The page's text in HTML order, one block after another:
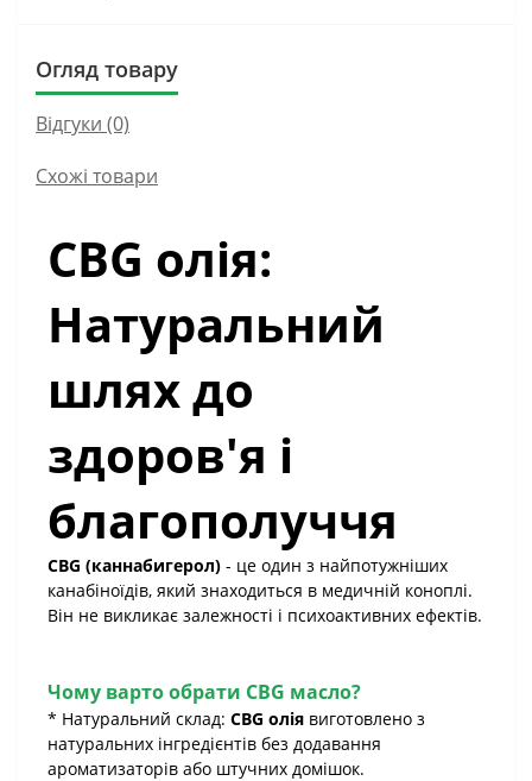
Огляд товару
Відгуки (0)
Схожі товари
CBG олія:
Натуральний
шлях до
здоров'я і
благополуччя
CBG (каннабигерол) - це один з найпотужніших
канабіноїдів, який знаходиться в медичній коноплі.
Він не викликає залежності і психоактивних ефектів.
Чому варто обрати CBG масло?
* Натуральний склад: CBG олія виготовлено з
натуральних інгредієнтів без додавання
ароматизаторів або штучних домішок.